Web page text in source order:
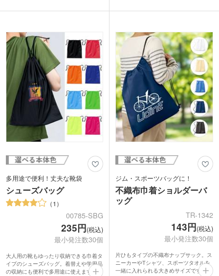
でぴったりサイズで使えるのがうれしい
トドアやスポーツイベントのノベルティ
や展示会来場特典に最適です。
して、アウトドアやスポーツ時のタオル
表面に1色かフルカラー印刷が可能。シ
ンプルな巾着にロゴ印刷が映えます。キ
ャンペーン配布やオリジナルグッズ作成
に最適です。
多用途で便利！丈夫な靴袋
シューズバッグ
1
00785-SBG
235円(税込)
最小発注数30個
大人用の靴もゆったり収納できる巾着タ
イプのシューズバッグ。着替えや学用品
の収納にも便利で多用途に使えます。ポ
ジム・スポーツバッグに！
不織布巾着ショルダーバ
ッグ
TR-1342
143円(税込)
最小発注数30個
片ひもタイプの不織布ナップサック。ス
ニーカーやTシャツ、スポーツタオルを
一緒に入れられる大きめサイズです。肩